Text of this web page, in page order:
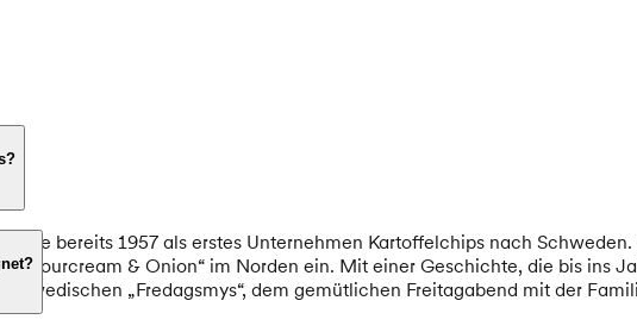
bereits 1957 als erstes Unternehmen Kartoffelchips nach
„Sourcream & Onion“ im Norden ein. Mit einer Geschichte, die bis ins
„Fredagsmys“, dem gemütlichen Freitagabend mit der